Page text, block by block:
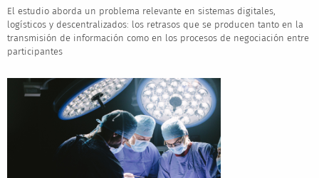
El estudio aborda un problema relevante en sistemas digitales,
logísticos y descentralizados: los retrasos que se producen tanto en la
transmisión de información como en los procesos de negociación entre
participantes